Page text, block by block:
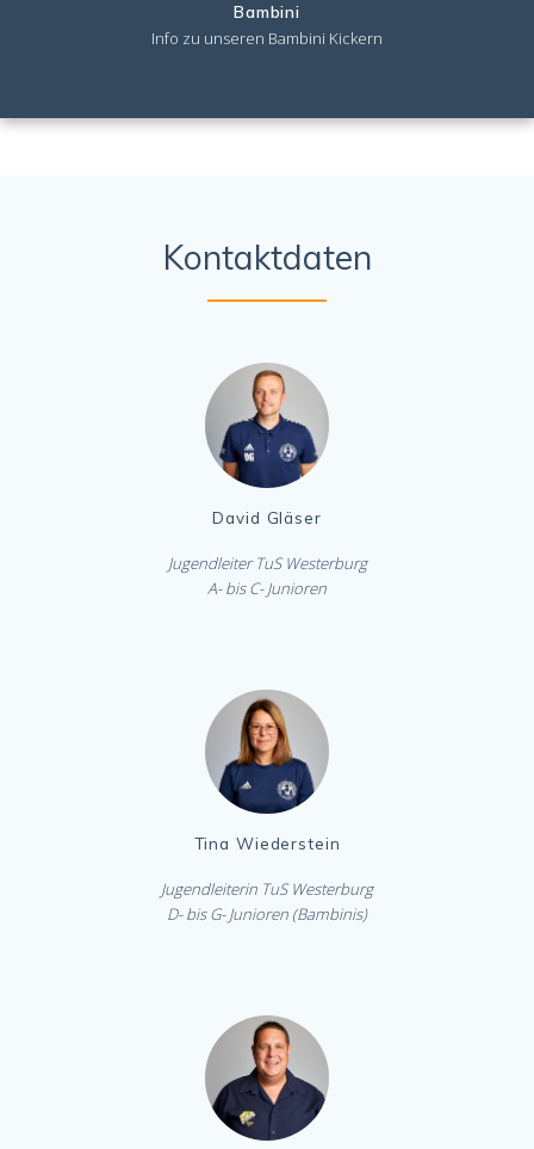
Bambini
Info zu unseren Bambini Kickern
Kontaktdaten
David Gläser
Jugendleiter TuS Westerburg
A- bis C- Junioren
Tina Wiederstein
Jugendleiterin TuS Westerburg
D- bis G- Junioren (Bambinis)